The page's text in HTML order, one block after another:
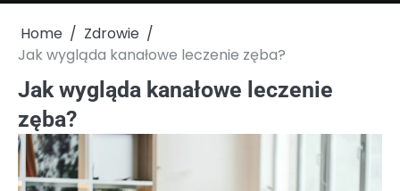
Home
Zdrowie
Jak wygląda kanałowe leczenie zęba?
Jak wygląda kanałowe leczenie
zęba?